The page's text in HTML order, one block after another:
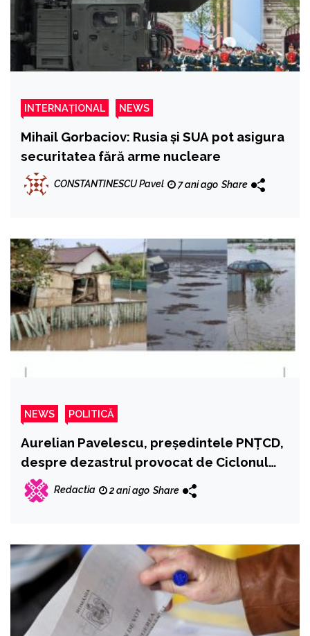
INTERNAȚIONAL NEWS
Mihail Gorbaciov: Rusia și SUA pot asigura
securitatea fără arme nucleare
CONSTANTINESCU Pavel 7 ani ago Share
NEWS POLITICĂ
Aurelian Pavelescu, președintele PNȚCD,
despre dezastrul provocat de Ciclonul
Boris: ‘Inundațiile din România sau cum
pierde mereu betonul lupta cu râul’
Redactia 2 ani ago Share